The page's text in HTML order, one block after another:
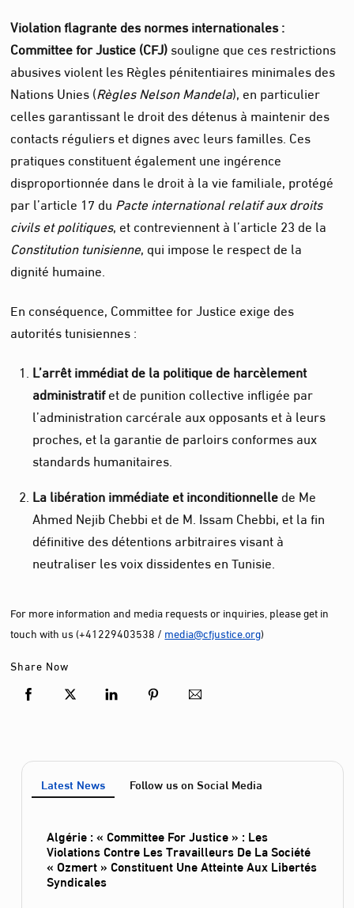
Violation flagrante des normes internationales :
Committee for Justice (CFJ)souligne que ces restrictions
abusives violent les Règles pénitentiaires minimales des
Nations Unies (Règles Nelson Mandela), en particulier
celles garantissant le droit des détenus à maintenir des
contacts réguliers et dignes avec leurs familles. Ces
pratiques constituent également une ingérence
disproportionnée dans le droit à la vie familiale, protégé
par l’article 17 duPacte international relatif aux droits
civils et politiques, et contreviennent à l’article 23 de la
Constitution tunisienne, qui impose le respect de la
dignité humaine.
En conséquence, Committee for Justice exige des
autorités tunisiennes :
L’arrêt immédiat de la politique de harcèlement
administratifet de punition collective infligée par
l’administration carcérale aux opposants et à leurs
proches, et la garantie de parloirs conformes aux
standards humanitaires.
La libération immédiate et inconditionnellede Me
Ahmed Nejib Chebbi et de M. Issam Chebbi, et la fin
définitive des détentions arbitraires visant à
neutraliser les voix dissidentes en Tunisie.
For more information and media requests or inquiries, please get in
touch with us (+41229403538 / media@cfjustice.org)
Share Now
Latest News Follow us on Social Media
Algérie : « Committee For Justice » : Les
Violations Contre Les Travailleurs De La Société
« Ozmert » Constituent Une Atteinte Aux Libertés
Syndicales